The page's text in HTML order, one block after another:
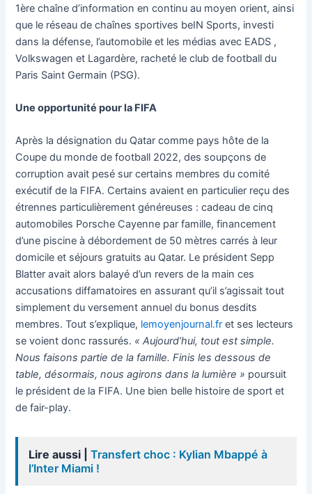
1ère chaîne d’information en continu au moyen orient, ainsi
que le réseau de chaînes sportives beIN Sports, investi
dans la défense, l’automobile et les médias avec EADS ,
Volkswagen et Lagardère, racheté le club de football du
Paris Saint Germain (PSG).
Une opportunité pour la FIFA
Après la désignation du Qatar comme pays hôte de la
Coupe du monde de football 2022, des soupçons de
corruption avait pesé sur certains membres du comité
exécutif de la FIFA. Certains avaient en particulier reçu des
étrennes particulièrement généreuses : cadeau de cinq
automobiles Porsche Cayenne par famille, financement
d’une piscine à débordement de 50 mètres carrés à leur
domicile et séjours gratuits au Qatar. Le président Sepp
Blatter avait alors balayé d’un revers de la main ces
accusations diffamatoires en assurant qu’il s’agissait tout
simplement du versement annuel du bonus desdits
membres. Tout s’explique, lemoyenjournal.fr et ses lecteurs
se voient donc rassurés. « Aujourd’hui, tout est simple.
Nous faisons partie de la famille. Finis les dessous de
table, désormais, nous agirons dans la lumière » poursuit
le président de la FIFA. Une bien belle histoire de sport et
de fair-play.
Lire aussi |Transfert choc : Kylian Mbappé à
l’Inter Miami !